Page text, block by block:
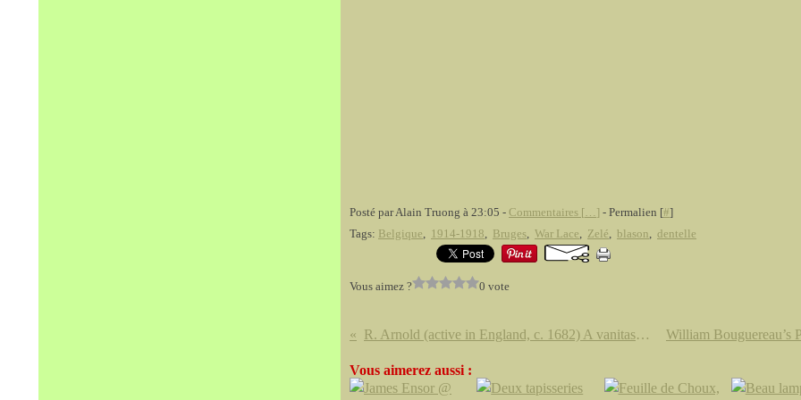
Posté par Alain Truong à 23:05 - Commentaires [… ] - Permalien [#]
Tags: Belgique, 1914-1918, Bruges, War Lace, Zelé, blason, dentelle
Vous aimez ? 0 vote
R. Arnold (active in England, c. 1682) A vanitas still life with musical instruments, a globe and other objects.
Vous aimerez aussi :